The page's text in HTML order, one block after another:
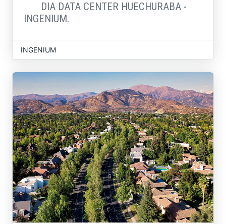
DIA DATA CENTER HUECHURABA -
INGENIUM.
INGENIUM